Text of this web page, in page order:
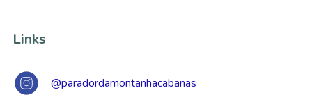
Links
@paradordamontanhacabanas